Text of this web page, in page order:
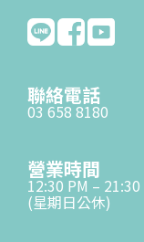
聯絡電話
03 658 8180
營業時間
12:30 PM – 21:30
(星期日公休)